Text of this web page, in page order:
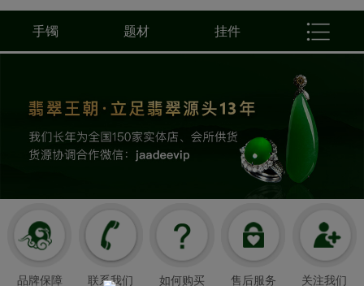
手镯 题材 挂件
品牌保障 联系我们 如何购买 售后服务 关注我们